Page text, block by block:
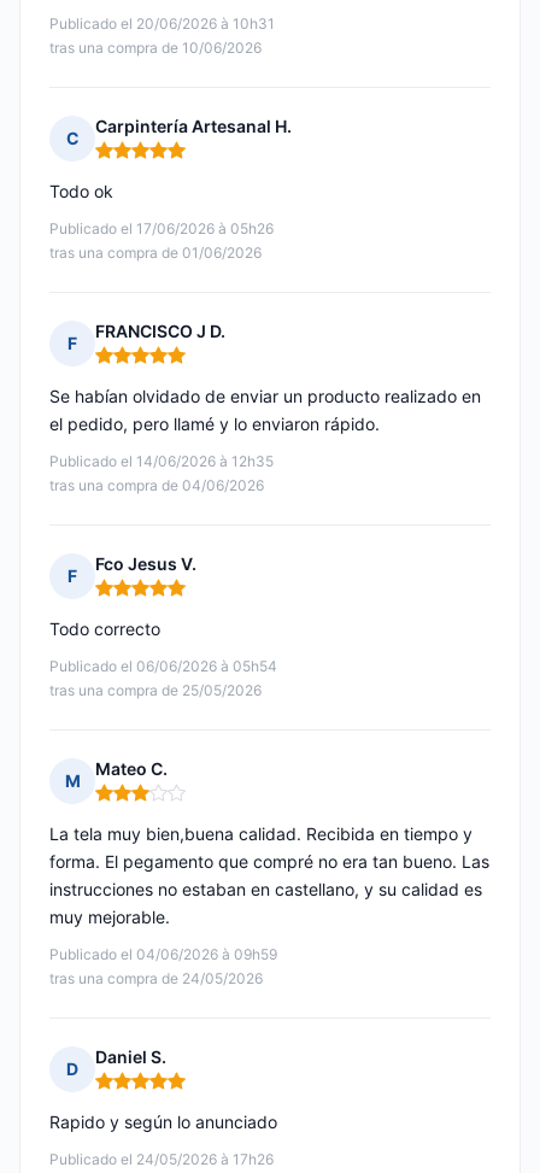
Publicado el 20/06/2026 à 10h31
tras una compra de 10/06/2026
C
Carpintería Artesanal H.
Nota: 5 de 5
Publicado el 17/06/2026 à 05h26
tras una compra de 01/06/2026
Todo ok
F
FRANCISCO J D.
Nota: 5 de 5
Publicado el 14/06/2026 à 12h35
tras una compra de 04/06/2026
Se habían olvidado de enviar un producto realizado en
el pedido, pero llamé y lo enviaron rápido.
F
Fco Jesus V.
Nota: 5 de 5
Publicado el 06/06/2026 à 05h54
tras una compra de 25/05/2026
Todo correcto
M
Mateo C.
Nota: 3 de 5
Publicado el 04/06/2026 à 09h59
tras una compra de 24/05/2026
La tela muy bien,buena calidad. Recibida en tiempo y
forma. El pegamento que compré no era tan bueno. Las
instrucciones no estaban en castellano, y su calidad es
muy mejorable.
D
Daniel S.
Nota: 5 de 5
Publicado el 24/05/2026 à 17h26
Rapido y según lo anunciado